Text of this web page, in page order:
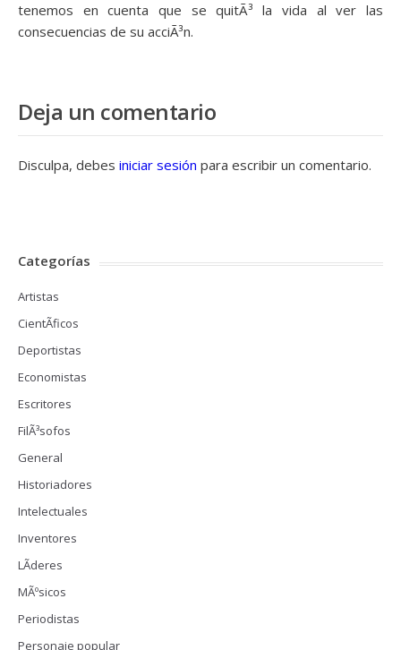
tenemos en cuenta que se quitÃ³ la vida al ver las
consecuencias de su acciÃ³n.
Deja un comentario
Disculpa, debes iniciar sesión para escribir un comentario.
Categorías
Artistas
CientÃ­ficos
Deportistas
Economistas
Escritores
FilÃ³sofos
General
Historiadores
Intelectuales
Inventores
LÃ­deres
MÃºsicos
Periodistas
Personaje popular